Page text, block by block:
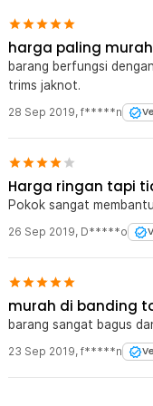
harga paling murah
barang berfungsi
trims jaknot.
28 Sep 2019, f*****n
Harga ringan tapi
Pokok sangat
26 Sep 2019, D*****o
murah di banding
barang sangat bagus
23 Sep 2019, f*****n